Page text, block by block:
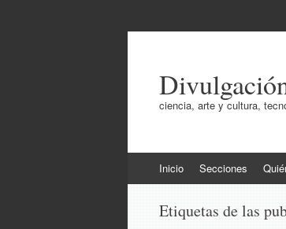
ciencia, arte y cultura,
al
Inicio Secciones
Etiquetas de las